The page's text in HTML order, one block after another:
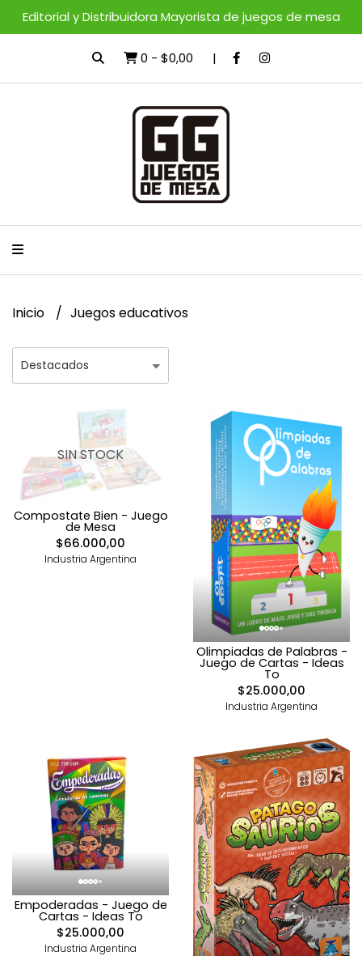
Editorial y Distribuidora Mayorista de juegos de mesa
0 - $0,00
Inicio Juegos educativos
SIN STOCK
Compostate Bien - Juego
de Mesa
$66.000,00
Industria Argentina
Olimpiadas de Palabras -
Juego de Cartas - Ideas
To
$25.000,00
Industria Argentina
Empoderadas - Juego de
Cartas - Ideas To
$25.000,00
Industria Argentina